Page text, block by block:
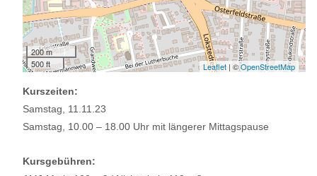
200 m
500 ft
Leaflet | ©OpenStreetMap
Kurszeiten:
Samstag, 11.11.23
Samstag, 10.00 – 18.00 Uhr mit längerer Mittagspause
Kursgebühren: